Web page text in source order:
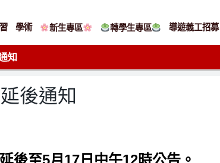
學術 新生專區 轉學生專區 導遊義工招募
知
後通知
後至5月17日中午12時公告。